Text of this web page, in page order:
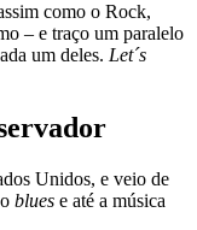
como o Rock,
– e traço um paralelo
um deles. Let´s
Unidos, e veio de
blues e até a música